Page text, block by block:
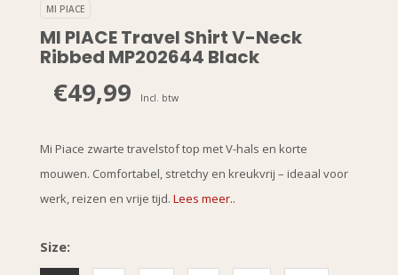
MI PIACE
MI PIACE Travel Shirt V-Neck
Ribbed MP202644 Black
€49,99 Incl. btw
Mi Piace zwarte travelstof top met V-hals en korte
mouwen. Comfortabel, stretchy en kreukvrij – ideaal voor
werk, reizen en vrije tijd. Lees meer..
Size: